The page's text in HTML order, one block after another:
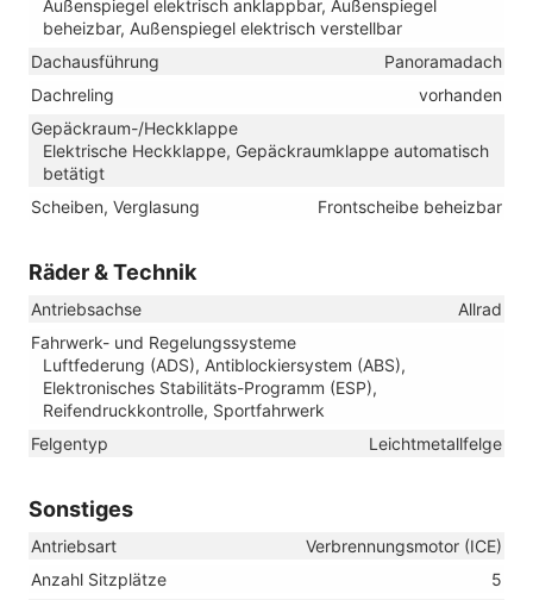
Außenspiegel elektrisch anklappbar, Außenspiegel
beheizbar, Außenspiegel elektrisch verstellbar
Dachausführung
Panoramadach
Dachreling
vorhanden
Gepäckraum-/Heckklappe
Elektrische Heckklappe, Gepäckraumklappe automatisch
betätigt
Scheiben, Verglasung
Frontscheibe beheizbar
Räder & Technik
Antriebsachse
Allrad
Fahrwerk- und Regelungssysteme
Luftfederung (ADS), Antiblockiersystem (ABS),
Elektronisches Stabilitäts-Programm (ESP),
Reifendruckkontrolle, Sportfahrwerk
Felgentyp
Leichtmetallfelge
Sonstiges
Antriebsart
Verbrennungsmotor (ICE)
Anzahl Sitzplätze
5